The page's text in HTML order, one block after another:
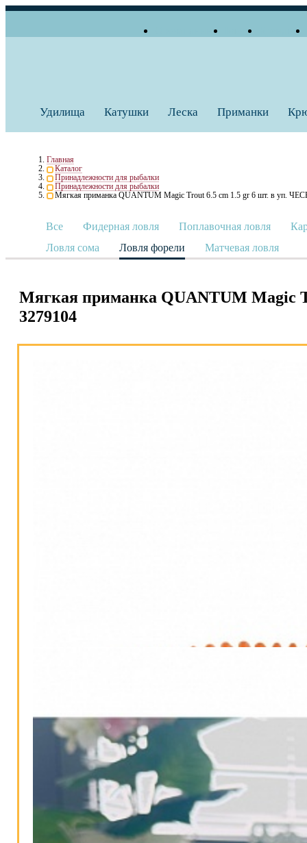
Удилища Катушки Леска Приманки
Главная
Каталог
Принадлежности для рыбалки
Принадлежности для рыбалки
Мягкая приманка QUANTUM Magic Trout 6.5 cm 1.5 gr 6 шт. в уп.
Все Фидерная ловля Поплавочная ловля
Ловля сома
Ловля форели Матчевая ловля
Мягкая приманка QUANTUM Magic
3279104